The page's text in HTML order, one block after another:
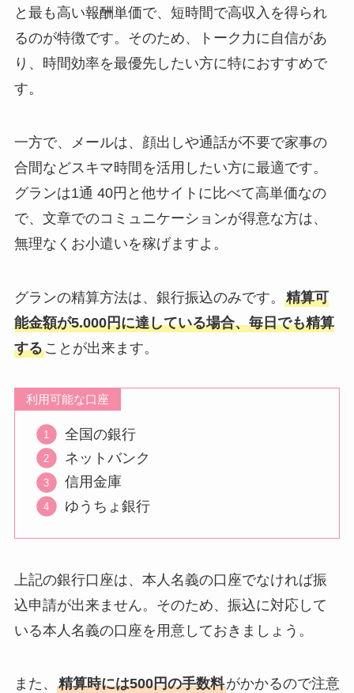
と最も高い報酬単価で、短時間で高収入を得られ
るのが特徴です。そのため、トーク力に自信があ
り、時間効率を最優先したい方に特におすすめで
す。
一方で、メールは、顔出しや通話が不要で家事の
合間などスキマ時間を活用したい方に最適です。
グランは1通 40円と他サイトに比べて高単価なの
で、文章でのコミュニケーションが得意な方は、
無理なくお小遣いを稼げますよ。
グランの精算方法は、銀行振込のみです。 精算可
能金額が5.000円に達している場合、毎日でも精算
することが出来ます。
利用可能な口座
全国の銀行
ネットバンク
信用金庫
ゆうちょ銀行
上記の銀行口座は、本人名義の口座でなければ振
込申請が出来ません。そのため、振込に対応して
いる本人名義の口座を用意しておきましょう。
また、 精算時には500円の手数料がかかるので注意